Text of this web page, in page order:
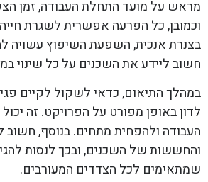
מראש על מועד התחלת העבודה, זמן
וכמובן, כל הפרעה אפשרית לשגרת
בצנרת אנכית, השפעת השיפוץ עשויה
חשוב ליידע את השכנים על כל שינוי
במהלך התיאום, כדאי לשקול לקיים
לדון באופן מפורט על הפרויקט. זה
העבודה ולהפחית מתחים. בנוסף, חשוב
והחששות של השכנים, ובכך לנסות
שמתאימים לכל הצדדים המעורבים.